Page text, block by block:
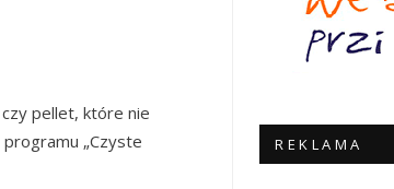
pellet, które nie
„Czyste
R E K L A M A